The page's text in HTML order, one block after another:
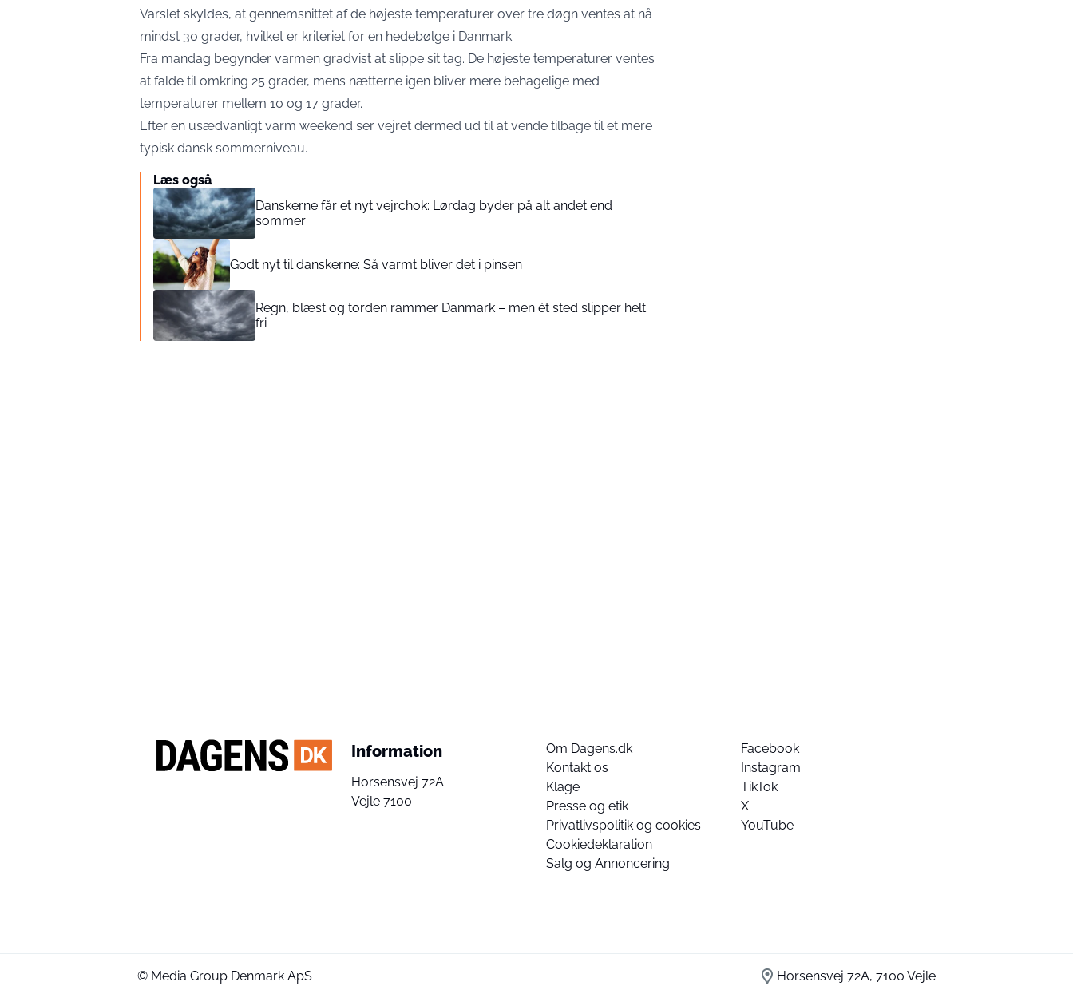
Varslet skyldes, at gennemsnittet af de højeste temperaturer over tre døgn ventes at nå
mindst 30 grader, hvilket er kriteriet for en hedebølge i Danmark.
Fra mandag begynder varmen gradvist at slippe sit tag. De højeste temperaturer ventes
at falde til omkring 25 grader, mens nætterne igen bliver mere behagelige med
temperaturer mellem 10 og 17 grader.
Efter en usædvanligt varm weekend ser vejret dermed ud til at vende tilbage til et mere
typisk dansk sommerniveau.
Læs også
Danskerne får et nyt vejrchok: Lørdag byder på alt andet end
sommer
Godt nyt til danskerne: Så varmt bliver det i pinsen
Regn, blæst og torden rammer Danmark – men ét sted slipper helt
fri
Information
Horsensvej 72A
Vejle 7100
Om Dagens.dk
Kontakt os
Klage
Presse og etik
Privatlivspolitik og cookies
Cookiedeklaration
Salg og Annoncering
Facebook
Instagram
TikTok
X
YouTube
© Media Group Denmark ApS Horsensvej 72A, 7100 Vejle